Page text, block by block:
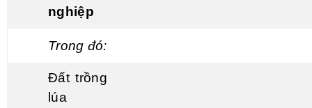
nghiệp
Trong đó:
Đất trồng
lúa